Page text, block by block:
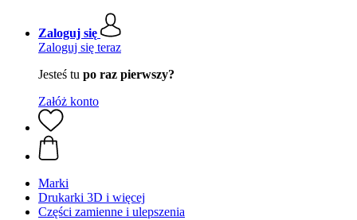
Zaloguj się
Zaloguj się teraz
Jesteś tu po raz pierwszy?
Załóż konto
Marki
Drukarki 3D i więcej
Części zamienne i ulepszenia